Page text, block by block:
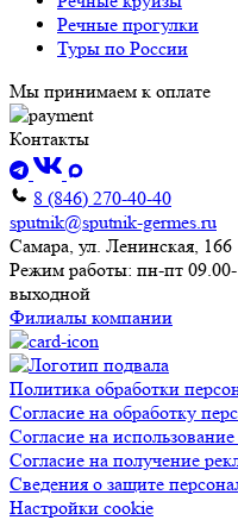
Речные прогулки
Туры по России
Мы принимаем к оплате
Контакты
8 (846) 270-40-40
sputnik@sputnik-germes.ru
Самара, ул. Ленинская, 166
Режим работы: пн-пт
выходной
Филиалы компании
Политика обработки
Согласие на обработку
Согласие на
Согласие на получение
Сведения о защите
Настройки cookie